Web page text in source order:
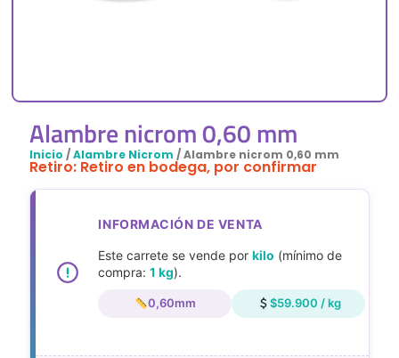
Alambre nicrom 0,60 mm
Inicio /Alambre Nicrom / Alambre nicrom 0,60 mm
Retiro: Retiro en bodega, por confirmar
INFORMACIÓN DE VENTA
Este carrete se vende porkilo (mínimo de
compra:1 kg).
0,60mm $59.900 / kg